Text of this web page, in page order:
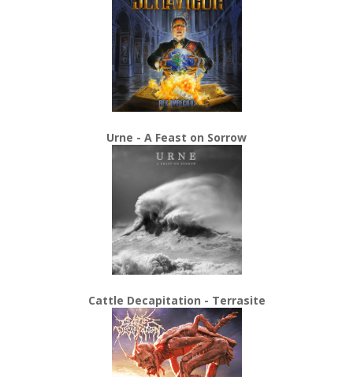
Urne - A Feast on Sorrow
Cattle Decapitation - Terrasite